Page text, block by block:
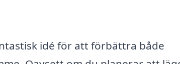
idé för att förbättra både